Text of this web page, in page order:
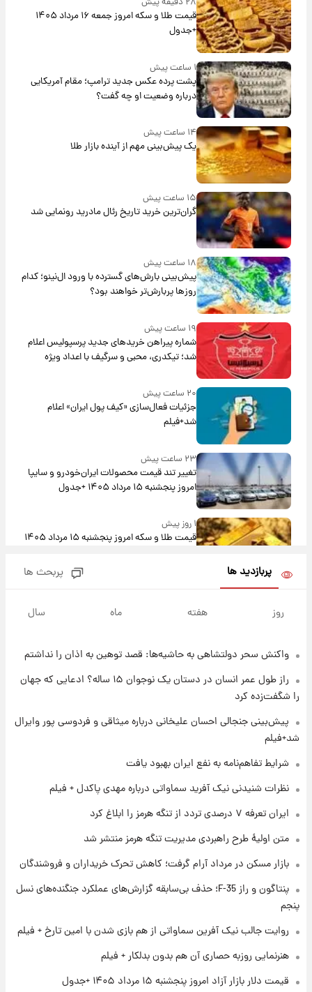
قیمت طلا و سکه امروز جمعه ۱۶ مرداد ۱۴۰۵
+جدول
۱ ساعت پیش
پشت پرده عکس جدید ترامپ؛ مقام آمریکایی
درباره وضعیت او چه گفت؟
۱۴ ساعت پیش
یک پیش‌بینی مهم از آینده بازار طلا
۱۵ ساعت پیش
گران‌ترین خرید تاریخ رئال مادرید رونمایی شد
۱۸ ساعت پیش
پیش‌بینی بارش‌های گسترده با ورود ال‌نینو؛ کدام
روزها پربارش‌تر خواهند بود؟
۱۹ ساعت پیش
شماره پیراهن خریدهای جدید پرسپولیس اعلام
شد؛ تیکدری، محبی و سرگیف با اعداد ویژه
۲۰ ساعت پیش
جزئیات فعال‌سازی «کیف پول ایران» اعلام
شد+فیلم
۲۳ ساعت پیش
تغییر تند قیمت محصولات ایران‌خودرو و سایپا
امروز پنجشنبه ۱۵ مرداد ۱۴۰۵ +جدول
۱ روز پیش
قیمت طلا و سکه امروز پنجشنبه ۱۵ مرداد ۱۴۰۵
شد
۱ روز پیش
شاهین، کوییک، اطلس، سهند و ساینا با اقساط
۱ روز پیش
۱ روز پیش
فال قهوه روزانه پنجشنبه ۱۵ مرداد ماه ۱۴۰۵
فال روزانه واقعی پنجشنبه ۱۵ مرداد ۱۴۰۵
پربازدید ها پربحث ها
روز هفته ماه سال
واکنش سحر دولتشاهی به حاشیه‌ها: قصد توهین به اذان را نداشتم
راز طول عمر انسان در دستان یک نوجوان ۱۵ ساله؟ ادعایی که جهان
را شگفت‌زده کرد
پیش‌بینی جنجالی احسان علیخانی درباره میثاقی و فردوسی پور وایرال
شد+فیلم
شرایط تفاهم‌نامه به نفع ایران بهبود یافت
نظرات شنیدنی نیک آفرید سماواتی درباره مهدی پاکدل + فیلم
ایران تعرفه ۷ درصدی تردد از تنگه هرمز را ابلاغ کرد
متن اولیۀ طرح راهبردی مدیریت تنگه هرمز منتشر شد
بازار مسکن در مرداد آرام گرفت؛ کاهش تحرک خریداران و فروشندگان
پنتاگون و راز F-35؛ حذف بی‌سابقه گزارش‌های عملکرد جنگنده‌های نسل
پنجم
روایت جالب نیک آفرین سماواتی از هم بازی شدن با امین تارخ + فیلم
هنرنمایی روزبه حصاری آن هم بدون بدلکار + فیلم
قیمت دلار بازار آزاد امروز پنجشنبه ۱۵ مرداد ۱۴۰۵ +جدول